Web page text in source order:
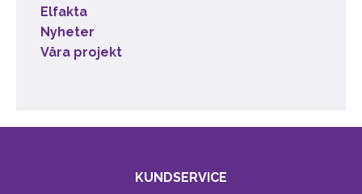
Elfakta
Nyheter
Våra projekt
KUNDSERVICE